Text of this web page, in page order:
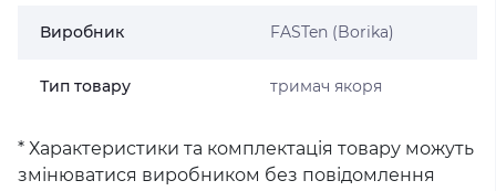
Виробник FASTen (Borika)
Тип товару тримач якоря
* Характеристики та комплектація товару можуть
змінюватися виробником без повідомлення